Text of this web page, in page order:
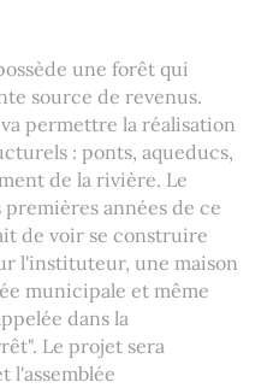
une forêt qui
source de revenus.
permettre la réalisation
: ponts, aqueducs,
de la rivière. Le
années de ce
de voir se construire
l'instituteur, une maison
municipale et même
dans la
Le projet sera
l'assemblée